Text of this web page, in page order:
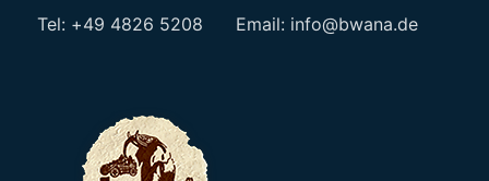
Tel: +49 4826 5208 Email: info@bwana.de